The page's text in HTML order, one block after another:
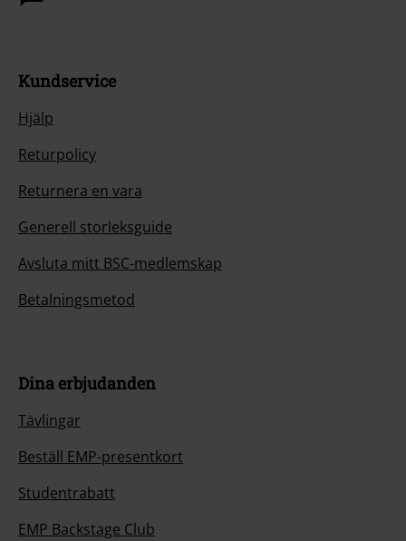
Kundservice
Hjälp
Returpolicy
Returnera en vara
Generell storleksguide
Avsluta mitt BSC-medlemskap
Betalningsmetod
Dina erbjudanden
Tävlingar
Beställ EMP-presentkort
Studentrabatt
EMP Backstage Club